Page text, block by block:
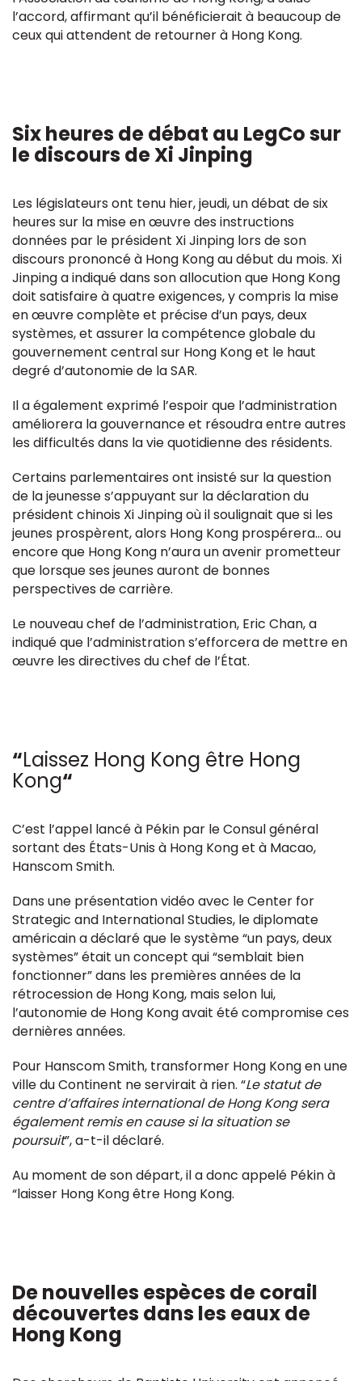
l’accord, affirmant qu’il bénéficierait à beaucoup de
ceux qui attendent de retourner à Hong Kong.
Six heures de débat au LegCo sur
le discours de Xi Jinping
Les législateurs ont tenu hier, jeudi, un débat de six
heures sur la mise en œuvre des instructions
données par le président Xi Jinping lors de son
discours prononcé à Hong Kong au début du mois. Xi
Jinping a indiqué dans son allocution que Hong Kong
doit satisfaire à quatre exigences, y compris la mise
en œuvre complète et précise d’un pays, deux
systèmes, et assurer la compétence globale du
gouvernement central sur Hong Kong et le haut
degré d’autonomie de la SAR.
Il a également exprimé l’espoir que l’administration
améliorera la gouvernance et résoudra entre autres
les difficultés dans la vie quotidienne des résidents.
Certains parlementaires ont insisté sur la question
de la jeunesse s’appuyant sur la déclaration du
président chinois Xi Jinping où il soulignait que si les
jeunes prospèrent, alors Hong Kong prospérera… ou
encore que Hong Kong n’aura un avenir prometteur
que lorsque ses jeunes auront de bonnes
perspectives de carrière.
Le nouveau chef de l’administration, Eric Chan, a
indiqué que l’administration s’efforcera de mettre en
œuvre les directives du chef de l’État.
“Laissez Hong Kong être Hong
Kong“
C’est l’appel lancé à Pékin par le Consul général
sortant des États-Unis à Hong Kong et à Macao,
Hanscom Smith.
Dans une présentation vidéo avec le Center for
Strategic and International Studies, le diplomate
américain a déclaré que le système “un pays, deux
systèmes” était un concept qui “semblait bien
fonctionner” dans les premières années de la
rétrocession de Hong Kong, mais selon lui,
l’autonomie de Hong Kong avait été compromise ces
dernières années.
Pour Hanscom Smith, transformer Hong Kong en une
ville du Continent ne servirait à rien. “Le statut de
centre d’affaires international de Hong Kong sera
également remis en cause si la situation se
poursuit”, a-t-il déclaré.
Au moment de son départ, il a donc appelé Pékin à
“laisser Hong Kong être Hong Kong.
De nouvelles espèces de corail
découvertes dans les eaux de
Hong Kong